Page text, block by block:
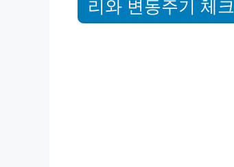
리와 변동주기 체크